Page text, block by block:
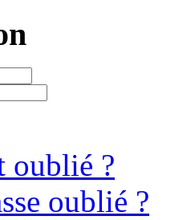
oublié ?
oublié ?